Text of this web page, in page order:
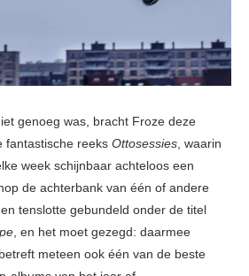
genoeg was, bracht Froze deze
fantastische reeks Ottosessies , waarin
week schijnbaar achteloos een
de achterbank van één of andere
tenslotte gebundeld onder de titel
, en het moet gezegd: daarmee
meteen ook één van de beste